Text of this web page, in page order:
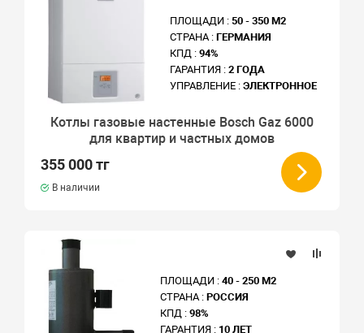
ПЛОЩАДИ :50 - 350 М2
СТРАНА :ГЕРМАНИЯ
КПД :94%
ГАРАНТИЯ :2 ГОДА
УПРАВЛЕНИЕ :ЭЛЕКТРОННОЕ
Котлы газовые настенные Bosch Gaz 6000
для квартир и частных домов
355 000 тг
В наличии
ПЛОЩАДИ :40 - 250 М2
СТРАНА :РОССИЯ
КПД :98%
ГАРАНТИЯ : 10 ЛЕТ